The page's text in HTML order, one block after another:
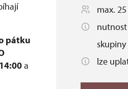
pátku
a
max.
skupiny
lze